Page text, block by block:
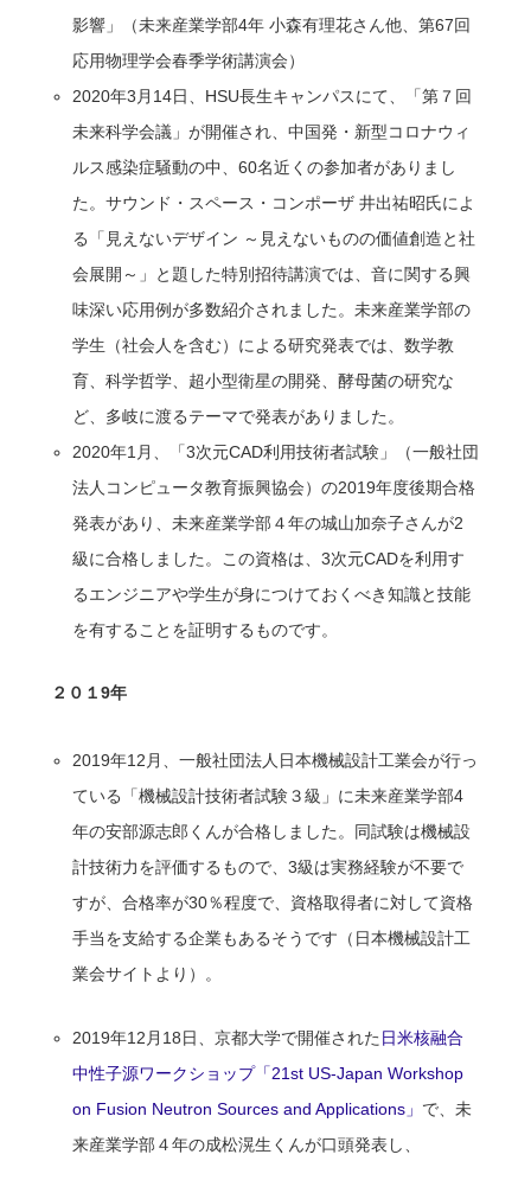
影響」（未来産業学部4年 小森有理花さん他、第67回
応用物理学会春季学術講演会）
2020年3月14日、HSU長生キャンパスにて、「第７回
未来科学会議」が開催され、中国発・新型コロナウィ
ルス感染症騒動の中、60名近くの参加者がありまし
た。サウンド・スペース・コンポーザ 井出祐昭氏によ
る「見えないデザイン ～見えないものの価値創造と社
会展開～」と題した特別招待講演では、音に関する興
味深い応用例が多数紹介されました。未来産業学部の
学生（社会人を含む）による研究発表では、数学教
育、科学哲学、超小型衛星の開発、酵母菌の研究な
ど、多岐に渡るテーマで発表がありました。
2020年1月、「3次元CAD利用技術者試験」（一般社団
法人コンピュータ教育振興協会）の2019年度後期合格
発表があり、未来産業学部４年の城山加奈子さんが2
級に合格しました。この資格は、3次元CADを利用す
るエンジニアや学生が身につけておくべき知識と技能
を有することを証明するものです。
２０１9年
2019年12月、一般社団法人日本機械設計工業会が行っ
ている「機械設計技術者試験３級」に未来産業学部4
年の安部源志郎くんが合格しました。同試験は機械設
計技術力を評価するもので、3級は実務経験が不要で
すが、合格率が30％程度で、資格取得者に対して資格
手当を支給する企業もあるそうです（日本機械設計工
業会サイトより）。
2019年12月18日、京都大学で開催された 日米核融合
中性子源ワークショップ「21st US-Japan Workshop
on Fusion Neutron Sources and Applications」 で、未
来産業学部４年の成松滉生くんが口頭発表し、